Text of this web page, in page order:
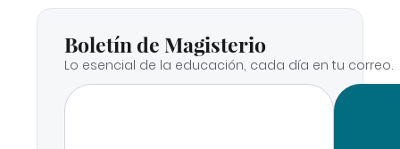
Boletín de Magisterio
Lo esencial de la educación, cada día en tu correo.